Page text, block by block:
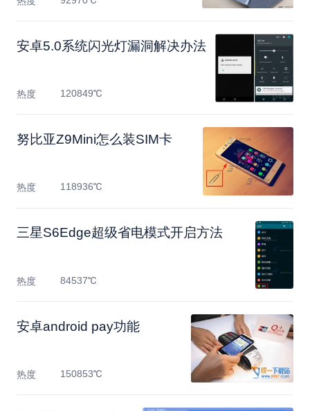
安卓5.0系统闪光灯漏洞解决办法
热度 120849℃
努比亚Z9Mini怎么装SIM卡
热度 118936℃
三星S6Edge超级省电模式开启方法
热度 84537℃
安卓android pay功能
热度 150853℃